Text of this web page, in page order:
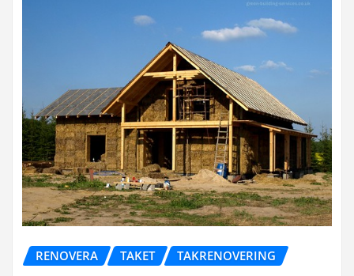
RENOVERA TAKET TAKRENOVERING